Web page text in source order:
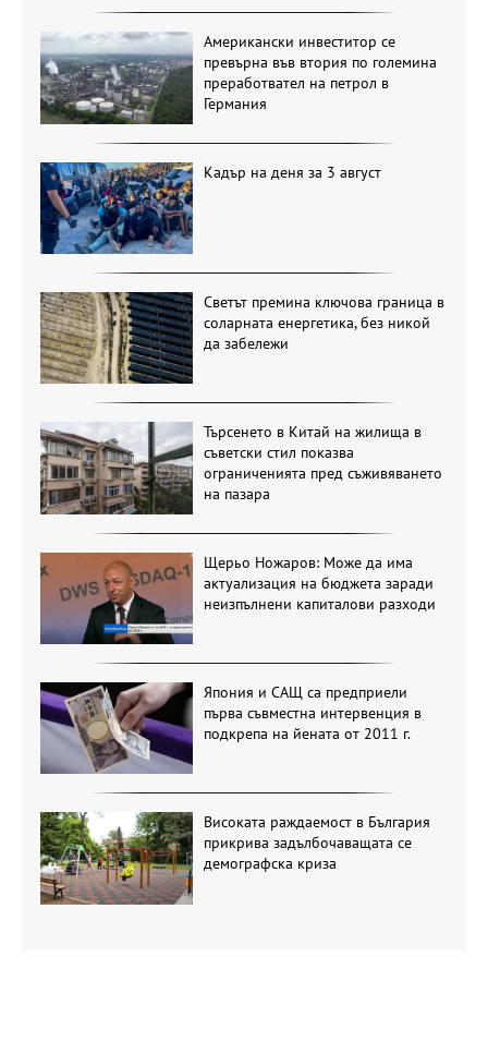
Американски инвеститор се
превърна във втория по големина
преработвател на петрол в
Германия
Кадър на деня за 3 август
Светът премина ключова граница в
соларната енергетика, без никой
да забележи
Търсенето в Китай на жилища в
съветски стил показва
ограниченията пред съживяването
на пазара
Щерьо Ножаров: Може да има
актуализация на бюджета заради
неизпълнени капиталови разходи
Япония и САЩ са предприели
първа съвместна интервенция в
подкрепа на йената от 2011 г.
Високата раждаемост в България
прикрива задълбочаващата се
демографска криза